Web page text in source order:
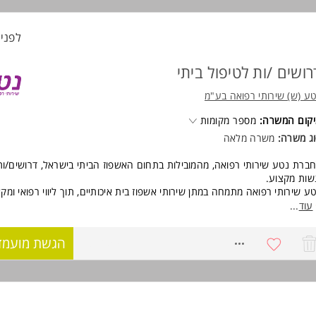
על בסיסי/ניסיון קודם בתחום האחיות- מהווה יתרון משמעותי! המשרה
לפני 9 שעות
/ות לטיפול ביתי
(ש) שירותי רפואה בע"מ
המשרה: מספר מקומות
משרה: משרה מלאה
נטע שירותי רפואה, מהמובילות בתחום האשפוז הביתי בישראל, דרושים/
מקצוע.
שירותי רפואה מתמחה במתן שירותי אשפוז בית איכותיים, תוך ליווי רפואי
בסביבתם הטבעית. אנו מאמינים כי טיפול בבית המטופל מאפשר שמירה
במסגרת הרחבת פעילות החברה, אנו מגייסים אנשי מקצוע מצוינים
בצוות רב-תחומי, מקצועי ומוביל.
הצפון - מחדרה וצפונה ועד קריית שמונה.
עוד...
הגשת